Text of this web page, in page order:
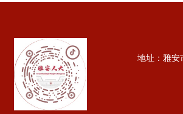
地址：雅安